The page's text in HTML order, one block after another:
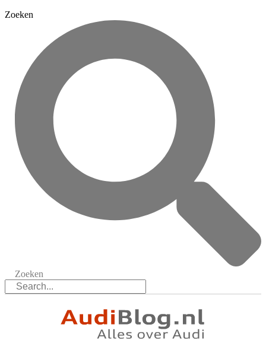
Zoeken
Zoeken